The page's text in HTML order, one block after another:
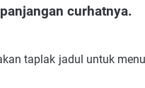
curhatnya.
taplak jadul untuk